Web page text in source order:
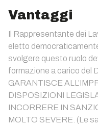
Vantaggi
Il Rappresentante dei
eletto
svolgere questo ruolo
formazione a carico del
GARANTISCE
DISPOSIZIONI
INCORRERE IN
MOLTO SEVERE. (Le